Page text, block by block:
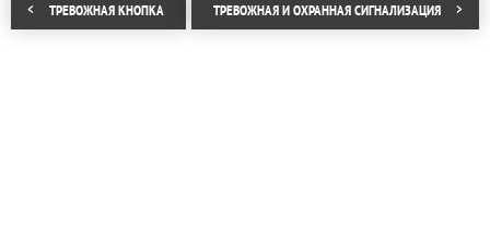
ТРЕВОЖНАЯ КНОПКА ТРЕВОЖНАЯ И ОХРАННАЯ СИГНАЛИЗАЦИЯ